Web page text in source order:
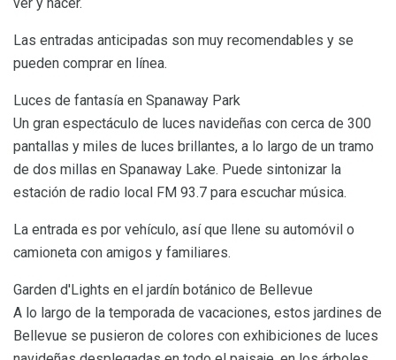
Las entradas anticipadas son muy recomendables y se
pueden comprar en línea.
Luces de fantasía en Spanaway Park
Un gran espectáculo de luces navideñas con cerca de 300
pantallas y miles de luces brillantes, a lo largo de un tramo
de dos millas en Spanaway Lake. Puede sintonizar la
estación de radio local FM 93.7 para escuchar música.
La entrada es por vehículo, así que llene su automóvil o
camioneta con amigos y familiares.
Garden d'Lights en el jardín botánico de Bellevue
A lo largo de la temporada de vacaciones, estos jardines de
Bellevue se pusieron de colores con exhibiciones de luces